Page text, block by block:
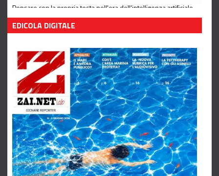
Pensare con la propria testa nell'era dell'intelligenza artificiale
Leggi tutto
EDICOLA DIGITALE